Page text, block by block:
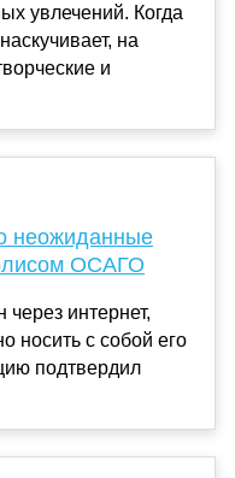
увлечений. Когда
на
и
неожиданные
ОСАГО
интернет,
носить с собой его
подтвердил